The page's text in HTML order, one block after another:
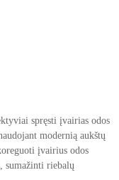
spręsti įvairias odos
modernią aukštų
įvairius odos
sumažinti riebalų